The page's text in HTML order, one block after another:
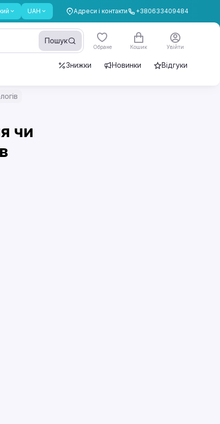
UAH Адреси і контакти +380633409484
Пошук
Обране Кошик Увійти
Знижки Новинки Відгуки
чи